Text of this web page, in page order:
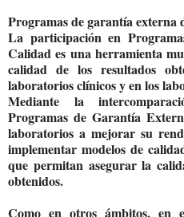
Programas de garantía externa
La participación en
Calidad es una herramienta
calidad de los resultados
laboratorios clínicos y en los
Mediante la
Programas de Garantía
laboratorios a mejorar su
implementar modelos de
que permitan asegurar la
obtenidos.
Como en otros ámbitos, en